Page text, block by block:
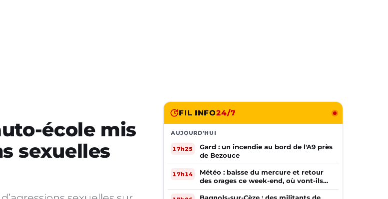
école mis
sexuelles
FIL INFO24/7
AUJOURD'HUI
17h25
Gard : un incendie au bord de l'A9 près
de Bezouce
17h14
Météo : baisse du mercure et retour
des orages ce week-end, où vont-ils
frapper ?